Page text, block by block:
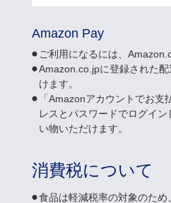
Amazon Pay
ご利用になるには、
Amazon.co.jpに登録された
けます。
「Amazonアカウントでお
レスとパスワードでログイ
い物いただけます。
消費税について
食品は軽減税率の対象のため